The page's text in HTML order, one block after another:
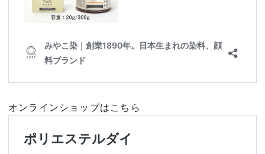
オンラインショップはこちら